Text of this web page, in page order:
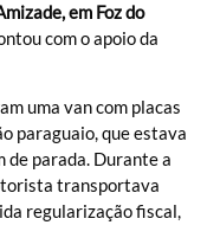
em Foz do
com o apoio da
uma van com placas
paraguaio, que estava
de parada. Durante a
transportava
regularização fiscal,